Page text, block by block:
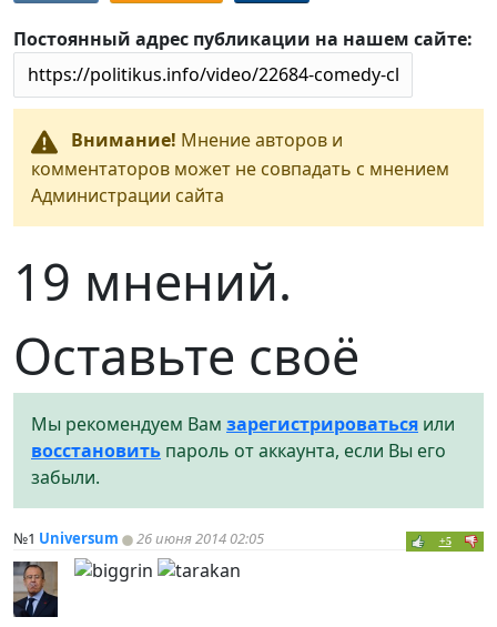
Постоянный адрес публикации на нашем сайте:
Внимание! Мнение авторов и
комментаторов может не совпадать с мнением
Администрации сайта
19 мнений.
Оставьте своё
Мы рекомендуем Вам зарегистрироваться или
восстановить пароль от аккаунта, если Вы его
забыли.
№1 Universum 26 июня 2014 02:05 +5